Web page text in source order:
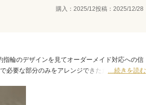
購入：2025/12投稿：2025/12/28
輪のデザインを見てオーダーメイド対応への信
必要な部分のみをアレンジできたため、価格も抑
…続きを読む